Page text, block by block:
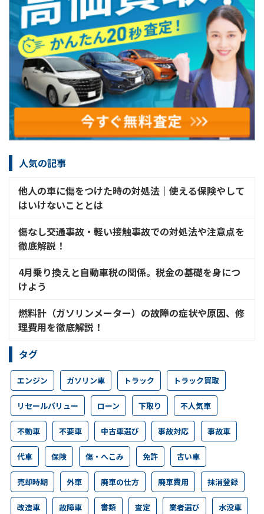
人気の記事
他人の車に傷をつけた時の対処法│使える保険やして
はいけないこととは
傷なし交通事故・軽い接触事故での対処法や注意点を
徹底解説！
4月乗り換えと自動車税の関係。税金の基礎を身につ
けよう
燃料計（ガソリンメーター）の故障の症状や原因、修
理費用を徹底解説！
タグ
エンジン ガソリン車 トラック トラック買取
リセールバリュー ローン 下取り 不人気車
不動車 不要車 中古車選び 事故対応 事故車
代車 保険 傷・へこみ 免許 古い車
売却時期 外車 廃車の仕方 廃車費用 抹消登録
改造車 故障車 書類 査定 業者選び 水没車